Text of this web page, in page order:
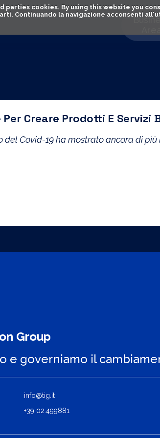
parties cookies. By using this website you
Continuando la navigazione acconsenti
Creare Prodotti E Servizi
del Covid-19 ha mostrato ancora di
Group
e governiamo il
info@tig.it
+39 02.499881